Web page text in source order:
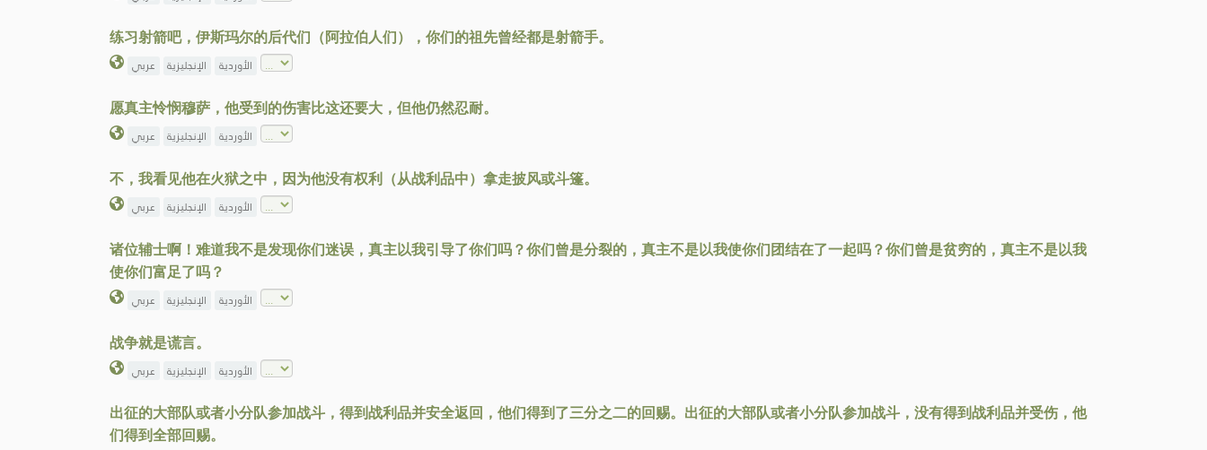
练习射箭吧，伊斯玛尔的后代们（阿拉伯人们），你们的祖先曾经都是射箭手。
عربي الإنجليزية الأوردية
愿真主怜悯穆萨，他受到的伤害比这还要大，但他仍然忍耐。
عربي الإنجليزية الأوردية
不，我看见他在火狱之中，因为他没有权利（从战利品中）拿走披风或斗篷。
عربي الإنجليزية الأوردية
诸位辅士啊！难道我不是发现你们迷误，真主以我引导了你们吗？你们曾是分裂的，真主不是以我使你们团结在了一起吗？你们曾是贫穷的，真主不是以我
使你们富足了吗？
عربي الإنجليزية الأوردية
战争就是谎言。
عربي الإنجليزية الأوردية
出征的大部队或者小分队参加战斗，得到战利品并安全返回，他们得到了三分之二的回赐。出征的大部队或者小分队参加战斗，没有得到战利品并受伤，他
们得到全部回赐。